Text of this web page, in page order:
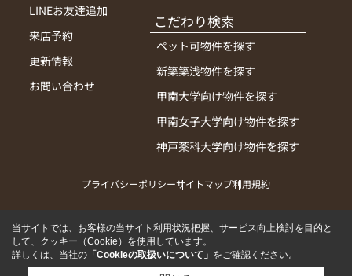
LINEお友達追加
来店予約
更新情報
お問い合わせ
こだわり検索
ペット可物件を探す
新築築浅物件を探す
甲南大学向け物件を探す
甲南女子大学向け物件を探す
神戸薬科大学向け物件を探す
プライバシーポリシーサイトマップ利用規約
当サイトでは、お客様の当サイト利用状況把握、サービス向上検討を目的と
して、クッキー（Cookie）を使用しています。
詳しくは、当社の 「Cookieの取扱いについて」 をご確認ください。